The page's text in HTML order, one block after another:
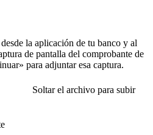
la aplicación de tu banco y al
de pantalla del comprobante de
para adjuntar esa captura.
Soltar el archivo para subir